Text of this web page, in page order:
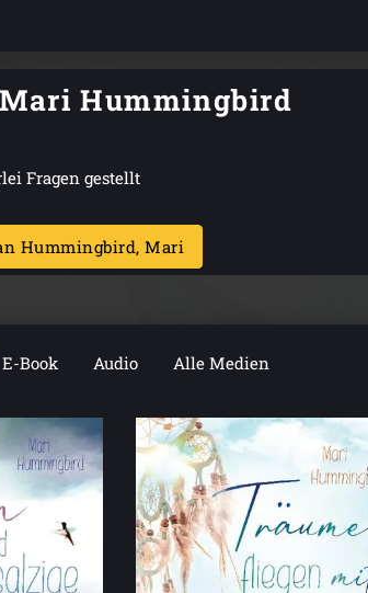
Hummingbird
Fragen gestellt
Hummingbird, Mari
E-Book Audio Alle Medien